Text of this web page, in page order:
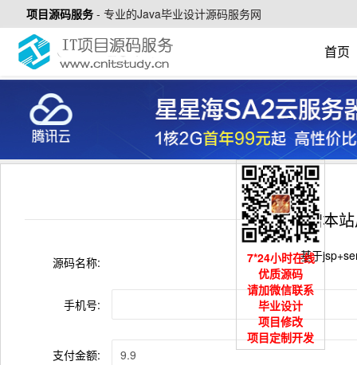
项目源码服务 - 专业的Java毕业设计源码服务网
首页
捐赠本
源码名称: 基于
手机号:
支付金额:
7*24小时在线
优质源码
请加微信联系
毕业设计
项目修改
项目定制开发